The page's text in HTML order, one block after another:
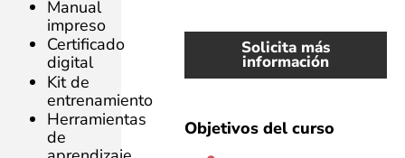
Manual
impreso
Certificado
digital
Kit de
entrenamiento
Herramientas
de
Solicita más
información
Objetivos del curso